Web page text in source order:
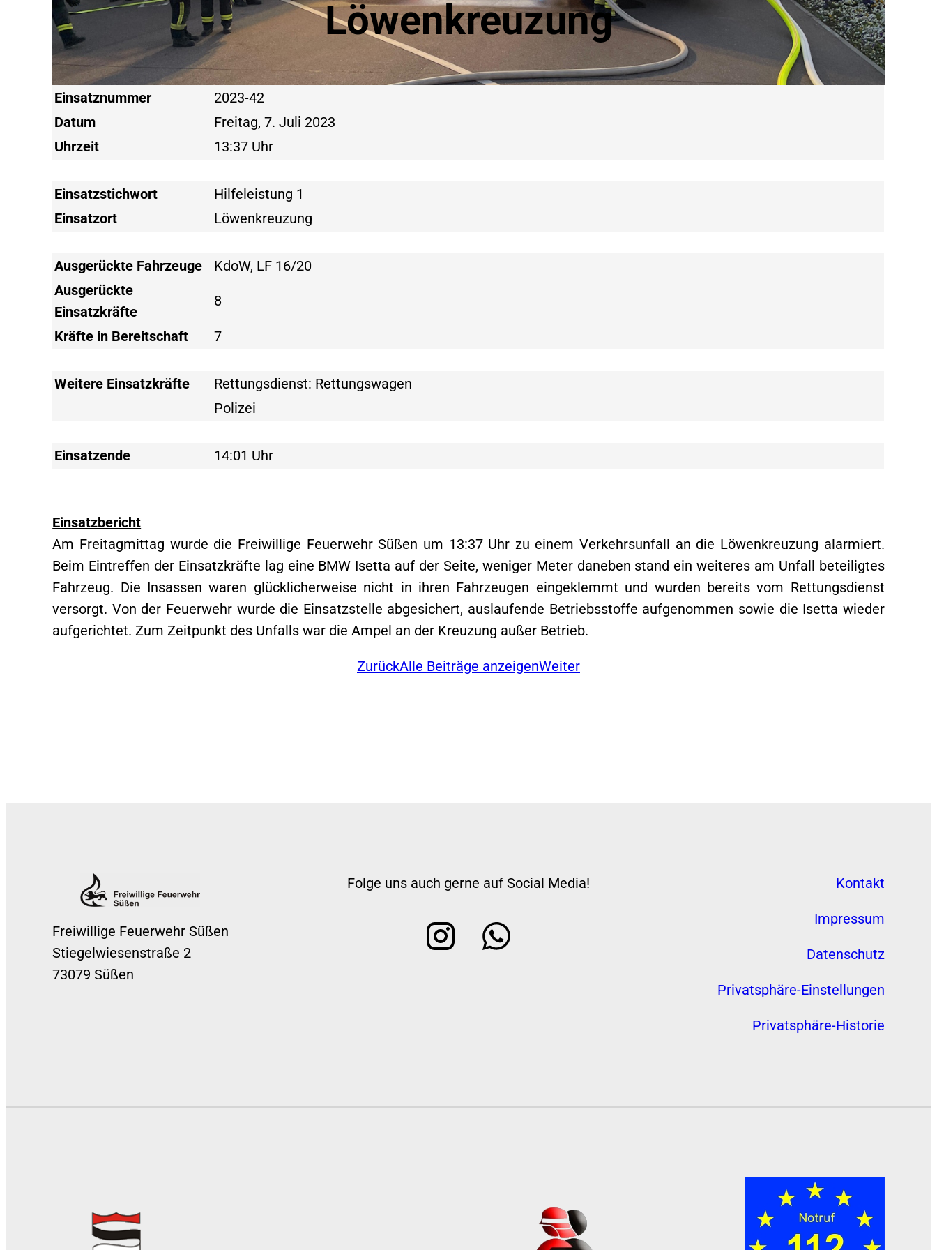
Löwenkreuzung
Einsatznummer
2023-42
Datum
Freitag, 7. Juli 2023
Uhrzeit
13:37 Uhr
Einsatzstichwort
Hilfeleistung 1
Einsatzort
Löwenkreuzung
Ausgerückte Fahrzeuge
KdoW, LF 16/20
Ausgerückte
Einsatzkräfte
8
Kräfte in Bereitschaft 7
Weitere Einsatzkräfte
Rettungsdienst: Rettungswagen
Polizei
Einsatzende 14:01 Uhr
Einsatzbericht
Am Freitagmittag wurde die Freiwillige Feuerwehr Süßen um 13:37 Uhr zu einem Verkehrsunfall an die Löwenkreuzung alarmiert.
Beim Eintreffen der Einsatzkräfte lag eine BMW Isetta auf der Seite, weniger Meter daneben stand ein weiteres am Unfall beteiligtes
Fahrzeug. Die Insassen waren glücklicherweise nicht in ihren Fahrzeugen eingeklemmt und wurden bereits vom Rettungsdienst
versorgt. Von der Feuerwehr wurde die Einsatzstelle abgesichert, auslaufende Betriebsstoffe aufgenommen sowie die Isetta wieder
aufgerichtet. Zum Zeitpunkt des Unfalls war die Ampel an der Kreuzung außer Betrieb.
ZurückAlle Beiträge anzeigenWeiter
Freiwillige Feuerwehr Süßen
Stiegelwiesenstraße 2
73079 Süßen
Folge uns auch gerne auf Social Media! Kontakt
Impressum
Datenschutz
Privatsphäre-Einstellungen
Privatsphäre-Historie